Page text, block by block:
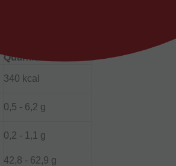
Quantitat
340 kcal
0,5 - 6,2 g
0,2 - 1,1 g
42,8 - 62,9 g